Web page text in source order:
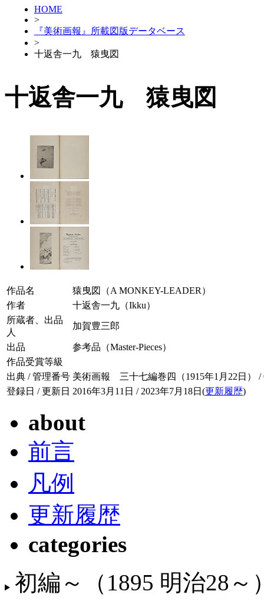
HOME
>
『美術画報』所載図版データベース
>
十返舎一九 猿曳図
十返舎一九 猿曳図
作品名
猿曳図（A MONKEY-LEADER）
作者
十返舎一九（Ikku）
所蔵者、出品
人
加賀豊三郎
出品
参考品（Master-Pieces）
作品受賞等級
出典 / 管理番号 美術画報 三十七編巻四（1915年1月22日） /
登録日 / 更新日 2016年3月11日 / 2023年7月18日(更新履歴)
about
前言
凡例
更新履歴
categories
初編～（1895 明治28～